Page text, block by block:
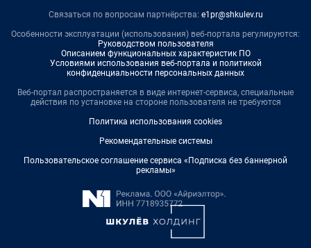
Связаться по вопросам партнёрства: e1pr@shkulev.ru
Особенности эксплуатации (использования) веб-портала регулируются:
Руководством пользователя
Описанием функциональных характеристик ПО
Условиями использования веб-портала и политикой
конфиденциальности персональных данных
Веб-портал распространяется в виде интернет-сервиса, специальные
действия по установке на стороне пользователя не требуются
Политика использования cookies
Рекомендательные системы
Пользовательское соглашение сервиса «Подписка без баннерной
рекламы»